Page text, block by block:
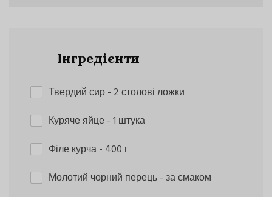
Інгредієнти
Твердий сир- 2 столові ложки
Куряче яйце- 1 штука
Філе курча- 400 г
Молотий чорний перець- за смаком